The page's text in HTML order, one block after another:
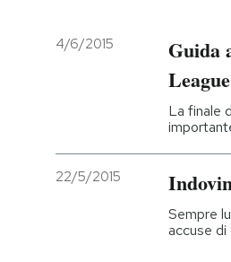
Politica
Economia
4/6/2015
Guida
League
La finale
22/5/2015
Sempre
accuse